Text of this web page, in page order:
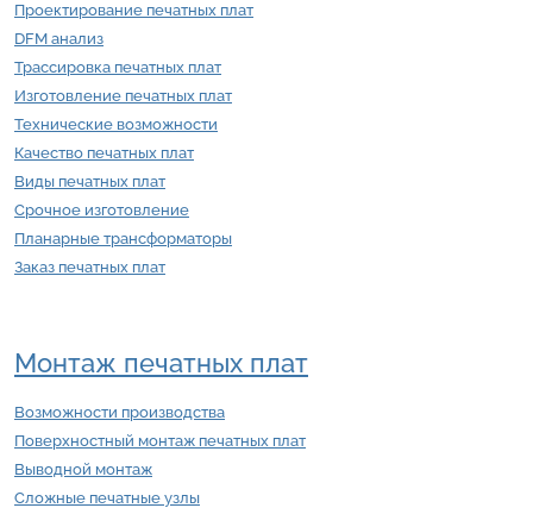
Проектирование печатных плат
DFM анализ
Трассировка печатных плат
Изготовление печатных плат
Технические возможности
Качество печатных плат
Виды печатных плат
Срочное изготовление
Планарные трансформаторы
Заказ печатных плат
Монтаж печатных плат
Возможности производства
Поверхностный монтаж печатных плат
Выводной монтаж
Сложные печатные узлы